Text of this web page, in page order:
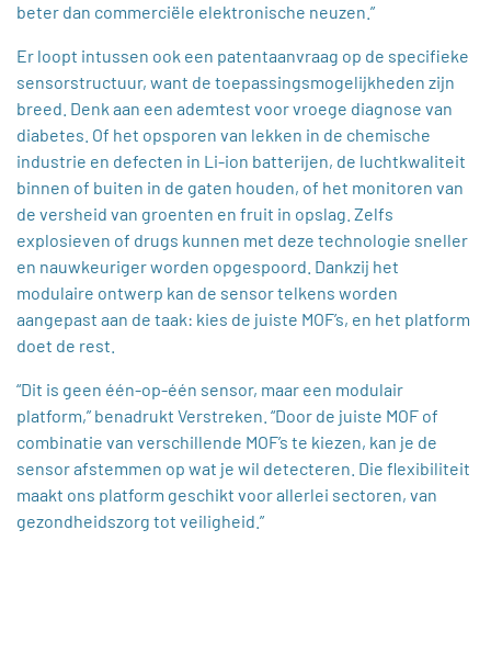
beter dan commerciële elektronische neuzen.”
​Er loopt intussen ook een patentaanvraag op de specifieke
sensorstructuur, want de toepassingsmogelijkheden zijn
breed. Denk aan een ademtest voor vroege diagnose van
diabetes. Of het opsporen van lekken in de chemische
industrie en defecten in Li-ion batterijen, de luchtkwaliteit
binnen of buiten in de gaten houden, of het monitoren van
de versheid van groenten en fruit in opslag. Zelfs
explosieven of drugs kunnen met deze technologie sneller
en nauwkeuriger worden opgespoord. Dankzij het
modulaire ontwerp kan de sensor telkens worden
aangepast aan de taak: kies de juiste MOF’s, en het platform
doet de rest.
“Dit is geen één-op-één sensor, maar een modulair
platform,” benadrukt Verstreken. “Door de juiste MOF of
combinatie van verschillende MOF’s te kiezen, kan je de
sensor afstemmen op wat je wil detecteren. Die flexibiliteit
maakt ons platform geschikt voor allerlei sectoren, van
gezondheidszorg tot veiligheid.”